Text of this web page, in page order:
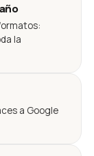
la
a Google